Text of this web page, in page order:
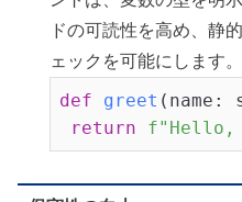
ドの可読性を高め、静
ェックを可能にします。
def greet (name:
return
f"Hello,